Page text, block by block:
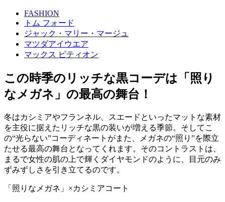
FASHION
トム フォード
ジャック・マリー・マージュ
マツダアイウエア
マックス ピティオン
この時季のリッチな黒コーデは「照り
なメガネ」の最高の舞台！
冬はカシミアやフランネル、スエードといったマットな素材
を主役に据えたリッチな黒の装いが増える季節。そしてこ
の“光らない”コーディネートがまた、メガネの“照り”を際立
たせる最高の舞台となってくれます。そのコントラストは、
まるで女性の肌の上で輝くダイヤモンドのように、目元のみ
ずみずしさを引き立てるのです。
「照りなメガネ」×カシミアコート